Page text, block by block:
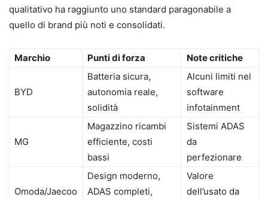
qualitativo ha raggiunto uno standard paragonabile a
quello di brand più noti e consolidati.
Marchio Punti di forza Note critiche
BYD
Batteria sicura,
autonomia reale,
solidità
Alcuni limiti nel
software
infotainment
MG
Magazzino ricambi
efficiente, costi
bassi
Sistemi ADAS
da
perfezionare
Omoda/Jaecoo
Design moderno,
ADAS completi,
Valore
dell’usato da